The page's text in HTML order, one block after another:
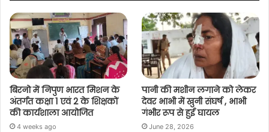
बिरनो में निपुण भारत मिशन के
अंतर्गत कक्षा 1 एवं 2 के शिक्षकों
की कार्यशाला आयोजित
4 weeks ago
पानी की मशीन लगाने को लेकर
देवर भाभी में खुनी संघर्ष , भाभी
गंभीर रूप से हुई घायल
June 28, 2026